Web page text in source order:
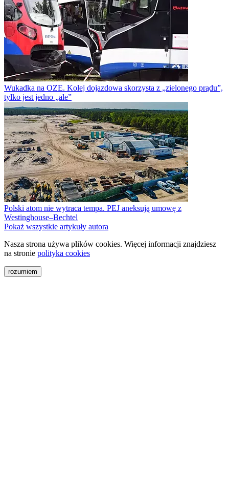
Wukadka na OZE. Kolej dojazdowa skorzysta z „zielonego prądu”,
tylko jest jedno „ale”
Polski atom nie wytraca tempa. PEJ aneksują umowę z
Westinghouse–Bechtel
Pokaż wszystkie artykuły autora
Nasza strona używa plików cookies. Więcej informacji znajdziesz
na stronie polityka cookies
rozumiem